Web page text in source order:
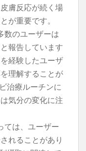
膚反応が続く場
が重要です。
数のユーザーは
報告しています
経験したユーザ
理解することが
治療ルーチンに
気分の変化に注
ては、ユーザー
れることがあり